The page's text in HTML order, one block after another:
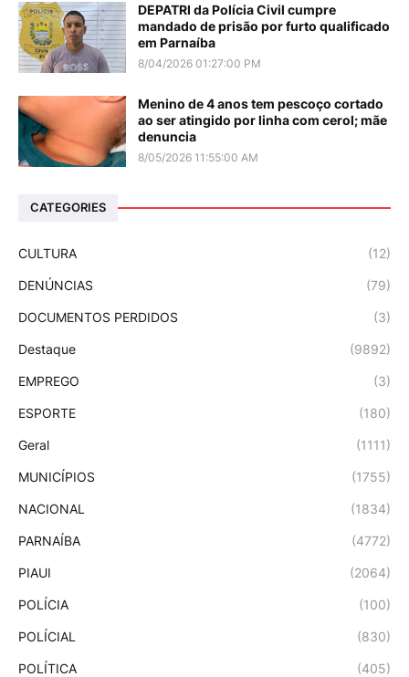
DEPATRI da Polícia Civil cumpre
mandado de prisão por furto qualificado
em Parnaíba
8/04/2026 01:27:00 PM
Menino de 4 anos tem pescoço cortado
ao ser atingido por linha com cerol; mãe
denuncia
8/05/2026 11:55:00 AM
CATEGORIES
CULTURA (12)
DENÚNCIAS (79)
DOCUMENTOS PERDIDOS (3)
Destaque (9892)
EMPREGO (3)
ESPORTE (180)
Geral (1111)
MUNICÍPIOS (1755)
NACIONAL (1834)
PARNAÍBA (4772)
PIAUI (2064)
POLÍCIA (100)
POLÍCIAL (830)
POLÍTICA (405)